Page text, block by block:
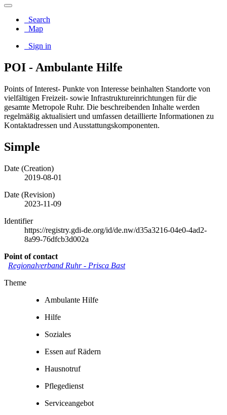
Search
Map
Sign in
POI - Ambulante Hilfe
Points of Interest- Punkte von Interesse beinhalten Standorte von
vielfältigen Freizeit- sowie Infrastruktureinrichtungen für die
gesamte Metropole Ruhr. Die beschreibenden Inhalte werden
regelmäßig aktualisiert und umfassen detaillierte Informationen zu
Kontaktadressen und Ausstattungskomponenten.
Simple
Date (Creation)
2019-08-01
Date (Revision)
2023-11-09
Identifier
https://registry.gdi-de.org/id/de.nw/d35a3216-04e0-4ad2-
8a99-76dfcb3d002a
Point of contact
Regionalverband Ruhr- Prisca Bast
Theme
Ambulante Hilfe
Hilfe
Soziales
Essen auf Rädern
Hausnotruf
Pflegedienst
Serviceangebot